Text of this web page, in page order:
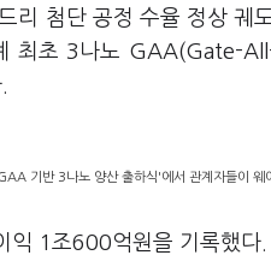
첨단 공정 수율 정상 궤
최초 3나노 GAA(Gate-
기반 3나노 양산 출하식'에서 관계자들이 웨
1조600억원을 기록했다.